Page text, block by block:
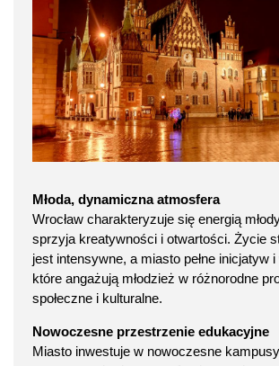
Młoda, dynamiczna atmosfera
Wrocław charakteryzuje się energią
sprzyja kreatywności i otwartości. Życie
jest intensywne, a miasto pełne inicjatyw
które angażują młodzież w różnorodne
społeczne i kulturalne.
Nowoczesne przestrzenie edukacyjne
Miasto inwestuje w nowoczesne